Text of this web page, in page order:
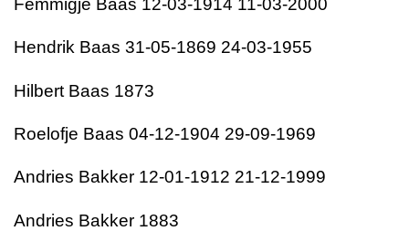
Femmigje Baas 12-03-1914 11-03-2000
Hendrik Baas 31-05-1869 24-03-1955
Hilbert Baas 1873
Roelofje Baas 04-12-1904 29-09-1969
Andries Bakker 12-01-1912 21-12-1999
Andries Bakker 1883